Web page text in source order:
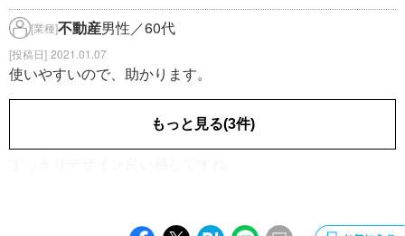
[業種]不動産男性／60代
2021.01.07
使いやすいので、助かります。
女性／60代もっと見る(3件)